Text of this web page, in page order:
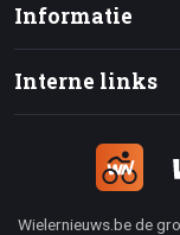
Informatie
Interne links
Wielernieuws.be de